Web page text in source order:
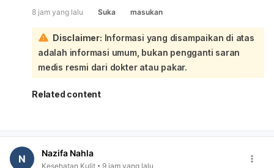
menentukan apakah persalinan bisa ditangani di sana.
Jika memang memungkinkan dan sesuai kondisi medis,
biasanya bisa diatur untuk persalinan di rumah sakit itu:
Sebaiknya saat kontrol, Ibu juga tanyakan:
apakah perlu surat rencana persalinan atau rujukan
lanjutan,
kapan harus kembali bila tanda-tanda persalinan
BPJS/rujukan yang sudah ada,
bersalin. Kalau Ibu sudah dekat HPL, jangan tunggu
8 jam yang lalu Suka masukan
Disclaimer: Informasi yang disampaikan di atas
adalah informasi umum, bukan pengganti saran
medis resmi dari dokter atau pakar.
Related content
N Nazifa Nahla
Kesehatan Kulit 9 jam yang lalu